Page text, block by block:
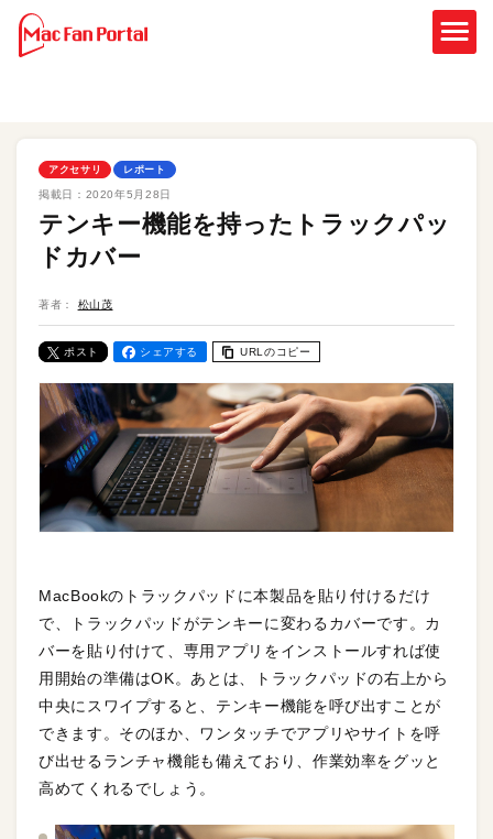
アクセサリ レポート
掲載日： 2020年5月28日
テンキー機能を持ったトラックパッ
ドカバー
著者： 松山茂
ポスト シェアする URLのコピー
MacBookのトラックパッドに本製品を貼り付けるだけ
で、トラックパッドがテンキーに変わるカバーです。カ
バーを貼り付けて、専用アプリをインストールすれば使
用開始の準備はOK。あとは、トラックパッドの右上から
中央にスワイプすると、テンキー機能を呼び出すことが
できます。そのほか、ワンタッチでアプリやサイトを呼
び出せるランチャ機能も備えており、作業効率をグッと
高めてくれるでしょう。